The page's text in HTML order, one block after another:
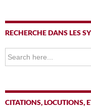
RECHERCHE DANS LES
Search
for:
CITATIONS, LOCUTIONS,